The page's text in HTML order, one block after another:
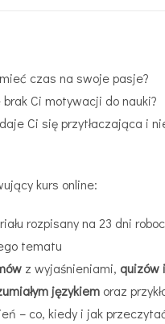
czas na swoje pasje?
Ci motywacji do nauki?
Ci się przytłaczająca i
kurs online:
rozpisany na 23 dni
tematu
z wyjaśnieniami, quizów
językiem oraz
– co, kiedy i jak